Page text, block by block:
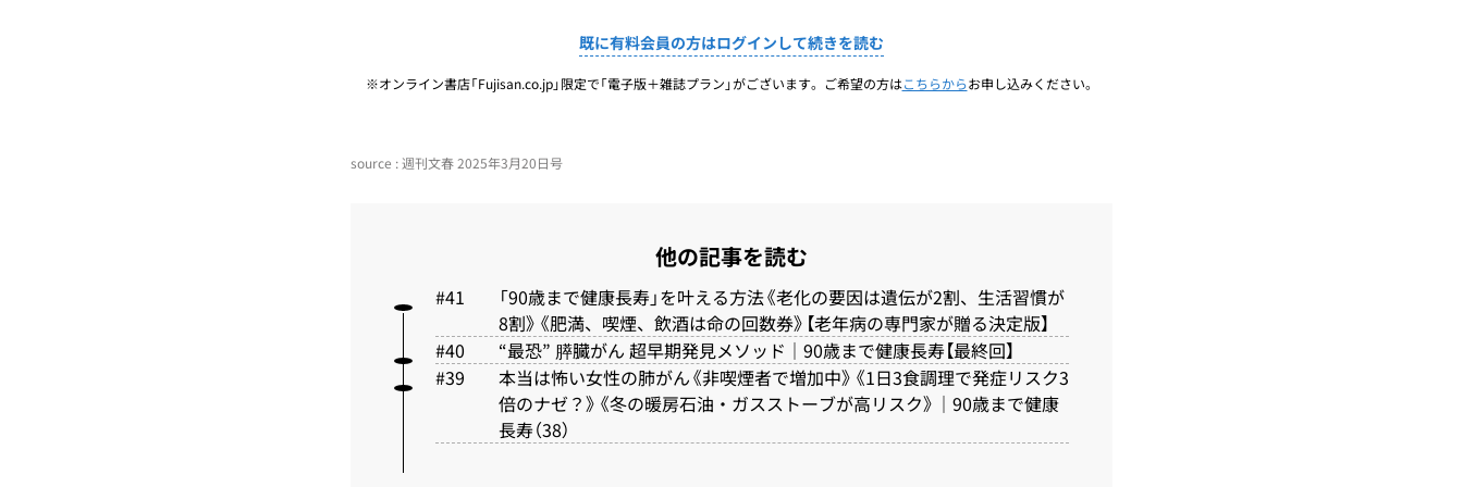
既に有料会員の方はログインして続きを読む
※オンライン書店「Fujisan.co.jp」限定で「電子版＋雑誌プラン」がございます。ご希望の方はこちらからお申し込みください。
source : 週刊文春 2025年3月20日号
他の記事を読む
「90歳まで健康長寿」を叶える方法《老化の要因は遺伝が2割、生活習慣が
8割》《肥満、喫煙、飲酒は命の回数券》【老年病の専門家が贈る決定版】
“最恐” 膵臓がん 超早期発見メソッド｜90歳まで健康長寿【最終回】
本当は怖い女性の肺がん《非喫煙者で増加中》《1日3食調理で発症リスク3
倍のナゼ？》《冬の暖房石油・ガスストーブが高リスク》｜90歳まで健康
長寿（38）